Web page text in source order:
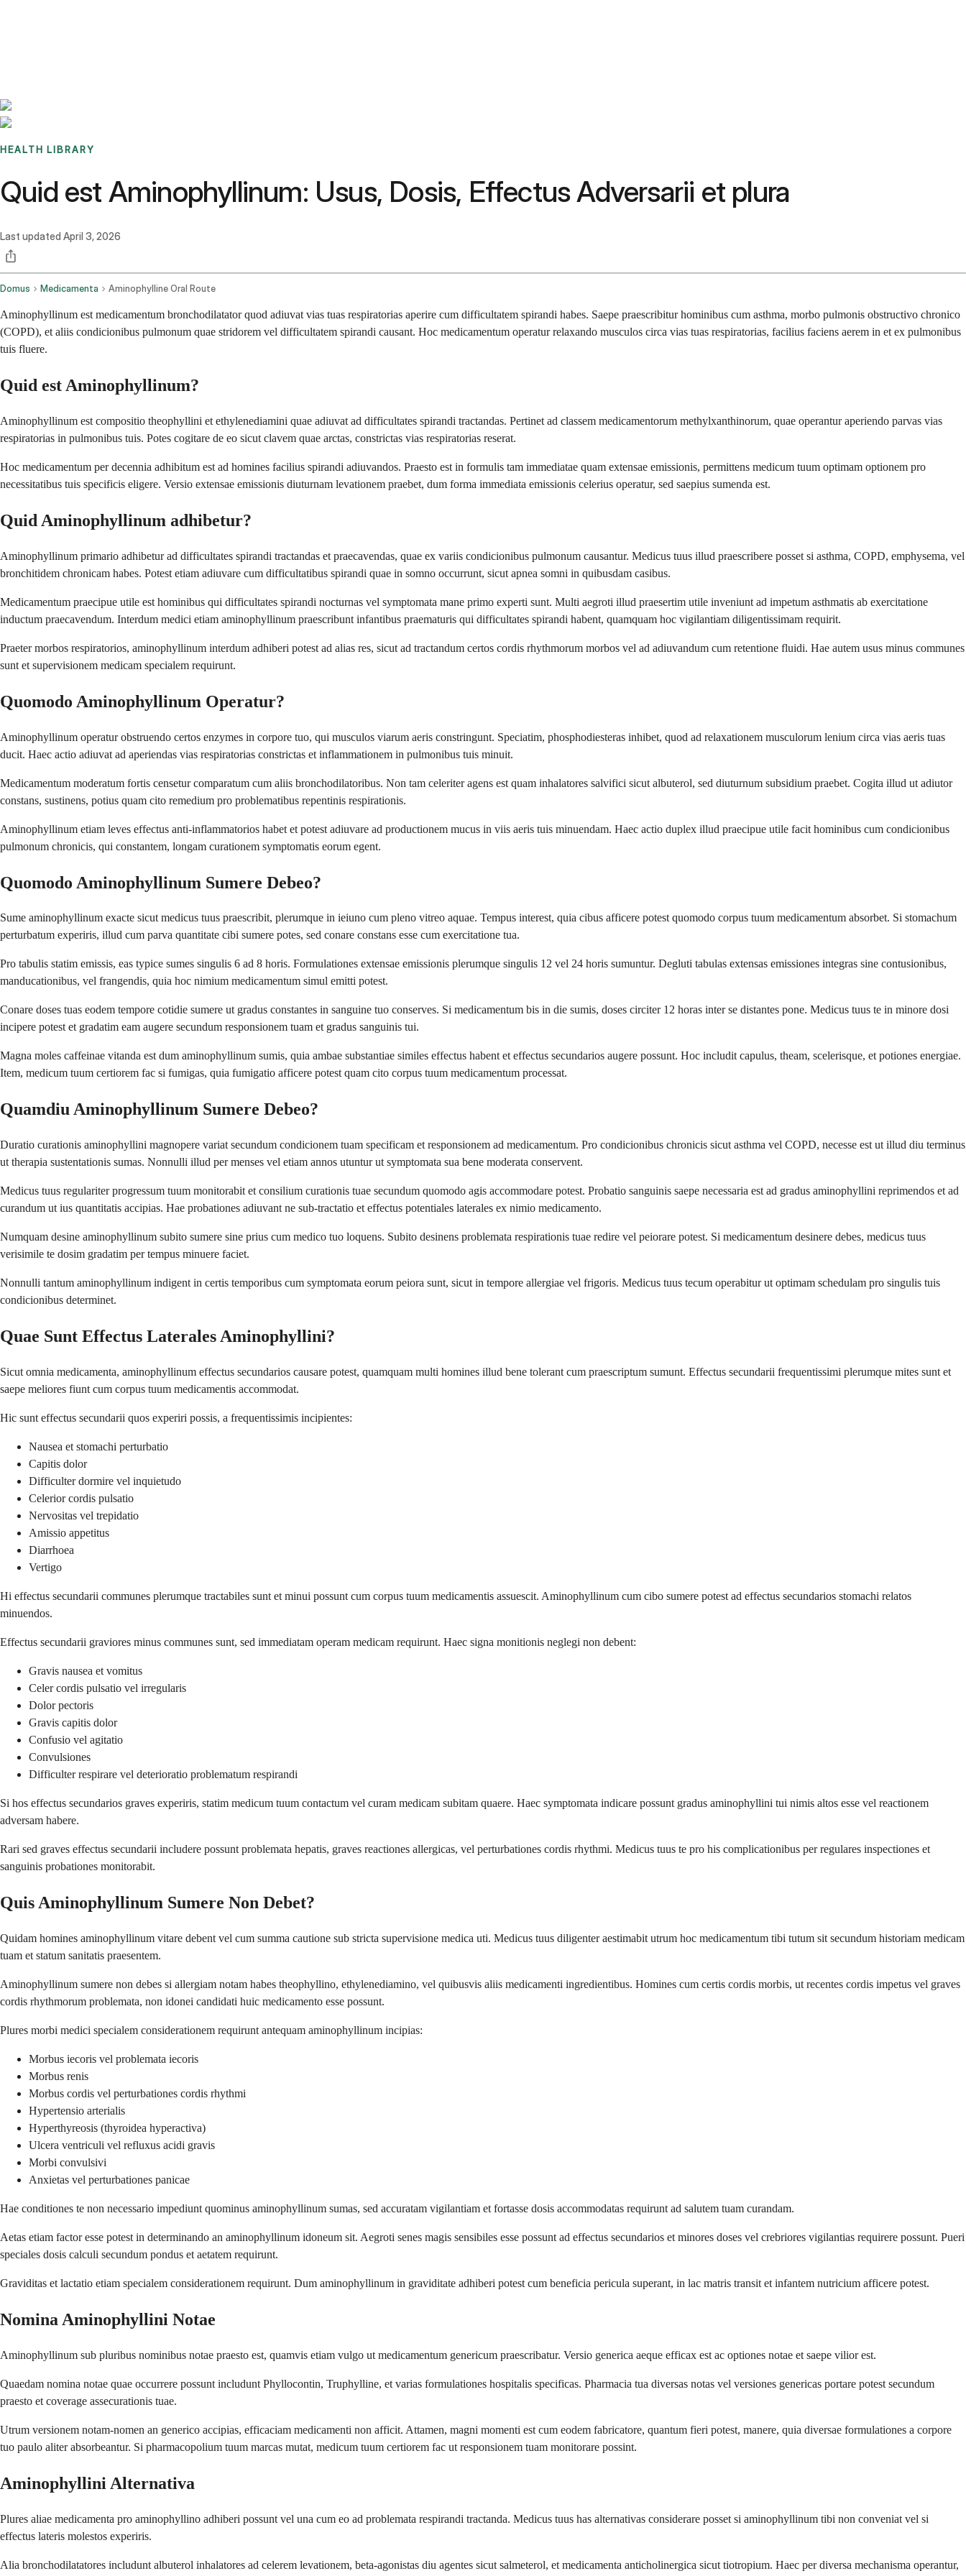
HEALTH LIBRARY
Quid est Aminophyllinum: Usus, Dosis, Effectus Adversarii et plura
Last updated April 3, 2026
Domus Medicamenta Aminophylline Oral Route
Aminophyllinum est medicamentum bronchodilatator quod adiuvat vias tuas respiratorias aperire cum difficultatem spirandi habes. Saepe praescribitur hominibus cum asthma, morbo pulmonis obstructivo chronico
(COPD), et aliis condicionibus pulmonum quae stridorem vel difficultatem spirandi causant. Hoc medicamentum operatur relaxando musculos circa vias tuas respiratorias, facilius faciens aerem in et ex pulmonibus
tuis fluere.
Quid est Aminophyllinum?
Aminophyllinum est compositio theophyllini et ethylenediamini quae adiuvat ad difficultates spirandi tractandas. Pertinet ad classem medicamentorum methylxanthinorum, quae operantur aperiendo parvas vias
respiratorias in pulmonibus tuis. Potes cogitare de eo sicut clavem quae arctas, constrictas vias respiratorias reserat.
Hoc medicamentum per decennia adhibitum est ad homines facilius spirandi adiuvandos. Praesto est in formulis tam immediatae quam extensae emissionis, permittens medicum tuum optimam optionem pro
necessitatibus tuis specificis eligere. Versio extensae emissionis diuturnam levationem praebet, dum forma immediata emissionis celerius operatur, sed saepius sumenda est.
Quid Aminophyllinum adhibetur?
Aminophyllinum primario adhibetur ad difficultates spirandi tractandas et praecavendas, quae ex variis condicionibus pulmonum causantur. Medicus tuus illud praescribere posset si asthma, COPD, emphysema, vel
bronchitidem chronicam habes. Potest etiam adiuvare cum difficultatibus spirandi quae in somno occurrunt, sicut apnea somni in quibusdam casibus.
Medicamentum praecipue utile est hominibus qui difficultates spirandi nocturnas vel symptomata mane primo experti sunt. Multi aegroti illud praesertim utile inveniunt ad impetum asthmatis ab exercitatione
inductum praecavendum. Interdum medici etiam aminophyllinum praescribunt infantibus praematuris qui difficultates spirandi habent, quamquam hoc vigilantiam diligentissimam requirit.
Praeter morbos respiratorios, aminophyllinum interdum adhiberi potest ad alias res, sicut ad tractandum certos cordis rhythmorum morbos vel ad adiuvandum cum retentione fluidi. Hae autem usus minus communes
sunt et supervisionem medicam specialem requirunt.
Quomodo Aminophyllinum Operatur?
Aminophyllinum operatur obstruendo certos enzymes in corpore tuo, qui musculos viarum aeris constringunt. Speciatim, phosphodiesteras inhibet, quod ad relaxationem musculorum lenium circa vias aeris tuas
ducit. Haec actio adiuvat ad aperiendas vias respiratorias constrictas et inflammationem in pulmonibus tuis minuit.
Medicamentum moderatum fortis censetur comparatum cum aliis bronchodilatoribus. Non tam celeriter agens est quam inhalatores salvifici sicut albuterol, sed diuturnum subsidium praebet. Cogita illud ut adiutor
constans, sustinens, potius quam cito remedium pro problematibus repentinis respirationis.
Aminophyllinum etiam leves effectus anti-inflammatorios habet et potest adiuvare ad productionem mucus in viis aeris tuis minuendam. Haec actio duplex illud praecipue utile facit hominibus cum condicionibus
pulmonum chronicis, qui constantem, longam curationem symptomatis eorum egent.
Quomodo Aminophyllinum Sumere Debeo?
Sume aminophyllinum exacte sicut medicus tuus praescribit, plerumque in ieiuno cum pleno vitreo aquae. Tempus interest, quia cibus afficere potest quomodo corpus tuum medicamentum absorbet. Si stomachum
perturbatum experiris, illud cum parva quantitate cibi sumere potes, sed conare constans esse cum exercitatione tua.
Pro tabulis statim emissis, eas typice sumes singulis 6 ad 8 horis. Formulationes extensae emissionis plerumque singulis 12 vel 24 horis sumuntur. Degluti tabulas extensas emissiones integras sine contusionibus,
manducationibus, vel frangendis, quia hoc nimium medicamentum simul emitti potest.
Conare doses tuas eodem tempore cotidie sumere ut gradus constantes in sanguine tuo conserves. Si medicamentum bis in die sumis, doses circiter 12 horas inter se distantes pone. Medicus tuus te in minore dosi
incipere potest et gradatim eam augere secundum responsionem tuam et gradus sanguinis tui.
Magna moles caffeinae vitanda est dum aminophyllinum sumis, quia ambae substantiae similes effectus habent et effectus secundarios augere possunt. Hoc includit capulus, theam, scelerisque, et potiones energiae.
Item, medicum tuum certiorem fac si fumigas, quia fumigatio afficere potest quam cito corpus tuum medicamentum processat.
Quamdiu Aminophyllinum Sumere Debeo?
Duratio curationis aminophyllini magnopere variat secundum condicionem tuam specificam et responsionem ad medicamentum. Pro condicionibus chronicis sicut asthma vel COPD, necesse est ut illud diu terminus
ut therapia sustentationis sumas. Nonnulli illud per menses vel etiam annos utuntur ut symptomata sua bene moderata conservent.
Medicus tuus regulariter progressum tuum monitorabit et consilium curationis tuae secundum quomodo agis accommodare potest. Probatio sanguinis saepe necessaria est ad gradus aminophyllini reprimendos et ad
curandum ut ius quantitatis accipias. Hae probationes adiuvant ne sub-tractatio et effectus potentiales laterales ex nimio medicamento.
Numquam desine aminophyllinum subito sumere sine prius cum medico tuo loquens. Subito desinens problemata respirationis tuae redire vel peiorare potest. Si medicamentum desinere debes, medicus tuus
verisimile te dosim gradatim per tempus minuere faciet.
Nonnulli tantum aminophyllinum indigent in certis temporibus cum symptomata eorum peiora sunt, sicut in tempore allergiae vel frigoris. Medicus tuus tecum operabitur ut optimam schedulam pro singulis tuis
condicionibus determinet.
Quae Sunt Effectus Laterales Aminophyllini?
Sicut omnia medicamenta, aminophyllinum effectus secundarios causare potest, quamquam multi homines illud bene tolerant cum praescriptum sumunt. Effectus secundarii frequentissimi plerumque mites sunt et
saepe meliores fiunt cum corpus tuum medicamentis accommodat.
Hic sunt effectus secundarii quos experiri possis, a frequentissimis incipientes:
Nausea et stomachi perturbatio
Capitis dolor
Difficulter dormire vel inquietudo
Celerior cordis pulsatio
Nervositas vel trepidatio
Amissio appetitus
Diarrhoea
Vertigo
Hi effectus secundarii communes plerumque tractabiles sunt et minui possunt cum corpus tuum medicamentis assuescit. Aminophyllinum cum cibo sumere potest ad effectus secundarios stomachi relatos
minuendos.
Effectus secundarii graviores minus communes sunt, sed immediatam operam medicam requirunt. Haec signa monitionis neglegi non debent:
Gravis nausea et vomitus
Celer cordis pulsatio vel irregularis
Dolor pectoris
Gravis capitis dolor
Confusio vel agitatio
Convulsiones
Difficulter respirare vel deterioratio problematum respirandi
Si hos effectus secundarios graves experiris, statim medicum tuum contactum vel curam medicam subitam quaere. Haec symptomata indicare possunt gradus aminophyllini tui nimis altos esse vel reactionem
adversam habere.
Rari sed graves effectus secundarii includere possunt problemata hepatis, graves reactiones allergicas, vel perturbationes cordis rhythmi. Medicus tuus te pro his complicationibus per regulares inspectiones et
sanguinis probationes monitorabit.
Quis Aminophyllinum Sumere Non Debet?
Quidam homines aminophyllinum vitare debent vel cum summa cautione sub stricta supervisione medica uti. Medicus tuus diligenter aestimabit utrum hoc medicamentum tibi tutum sit secundum historiam medicam
tuam et statum sanitatis praesentem.
Aminophyllinum sumere non debes si allergiam notam habes theophyllino, ethylenediamino, vel quibusvis aliis medicamenti ingredientibus. Homines cum certis cordis morbis, ut recentes cordis impetus vel graves
cordis rhythmorum problemata, non idonei candidati huic medicamento esse possunt.
Plures morbi medici specialem considerationem requirunt antequam aminophyllinum incipias:
Morbus iecoris vel problemata iecoris
Morbus renis
Morbus cordis vel perturbationes cordis rhythmi
Hypertensio arterialis
Hyperthyreosis (thyroidea hyperactiva)
Ulcera ventriculi vel refluxus acidi gravis
Morbi convulsivi
Anxietas vel perturbationes panicae
Hae conditiones te non necessario impediunt quominus aminophyllinum sumas, sed accuratam vigilantiam et fortasse dosis accommodatas requirunt ad salutem tuam curandam.
Aetas etiam factor esse potest in determinando an aminophyllinum idoneum sit. Aegroti senes magis sensibiles esse possunt ad effectus secundarios et minores doses vel crebriores vigilantias requirere possunt. Pueri
speciales dosis calculi secundum pondus et aetatem requirunt.
Graviditas et lactatio etiam specialem considerationem requirunt. Dum aminophyllinum in graviditate adhiberi potest cum beneficia pericula superant, in lac matris transit et infantem nutricium afficere potest.
Nomina Aminophyllini Notae
Aminophyllinum sub pluribus nominibus notae praesto est, quamvis etiam vulgo ut medicamentum genericum praescribatur. Versio generica aeque efficax est ac optiones notae et saepe vilior est.
Quaedam nomina notae quae occurrere possunt includunt Phyllocontin, Truphylline, et varias formulationes hospitalis specificas. Pharmacia tua diversas notas vel versiones genericas portare potest secundum
praesto et coverage assecurationis tuae.
Utrum versionem notam-nomen an generico accipias, efficaciam medicamenti non afficit. Attamen, magni momenti est cum eodem fabricatore, quantum fieri potest, manere, quia diversae formulationes a corpore
tuo paulo aliter absorbeantur. Si pharmacopolium tuum marcas mutat, medicum tuum certiorem fac ut responsionem tuam monitorare possint.
Aminophyllini Alternativa
Plures aliae medicamenta pro aminophyllino adhiberi possunt vel una cum eo ad problemata respirandi tractanda. Medicus tuus has alternativas considerare posset si aminophyllinum tibi non conveniat vel si
effectus lateris molestos experiris.
Alia bronchodilatatores includunt albuterol inhalatores ad celerem levationem, beta-agonistas diu agentes sicut salmeterol, et medicamenta anticholinergica sicut tiotropium. Haec per diversa mechanisma operantur,